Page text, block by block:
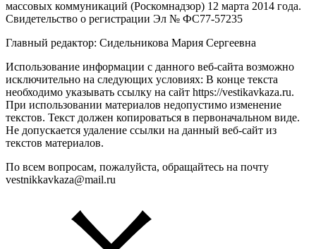
массовых коммуникаций (Роскомнадзор) 12 марта 2014 года.
Свидетельство о регистрации Эл № ФС77-57235
Главный редактор: Сидельникова Мария Сергеевна
Использование информации с данного веб-сайта возможно
исключительно на следующих условиях: В конце текста
необходимо указывать ссылку на сайт https://vestikavkaza.ru.
При использовании материалов недопустимо изменение
текстов. Текст должен копироваться в первоначальном виде.
Не допускается удаление ссылки на данный веб-сайт из
текстов материалов.
По всем вопросам, пожалуйста, обращайтесь на почту
vestnikkavkaza@mail.ru